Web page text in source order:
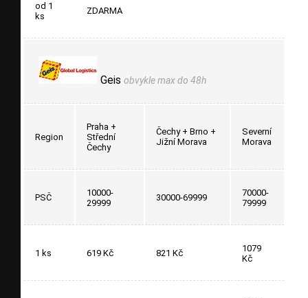
od 1
ks
ZDARMA
Geis obvykle max do 48h
Region
Praha +
Střední
Čechy
Čechy + Brno +
Jižní Morava
Severní
Morava
PSČ
10000-
29999
30000-69999
70000-
79999
1 ks 619 Kč 821 Kč
1079
Kč